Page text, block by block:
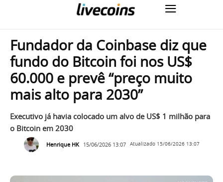
Fundador da Coinbase diz que
fundo do Bitcoin foi nos US$
60.000 e prevê “preço muito
mais alto para 2030”
Executivo já havia colocado um alvo de US$ 1 milhão para
o Bitcoin em 2030
Henrique HK 15/06/2026 13:07 Atualizado 15/06/2026 13:07